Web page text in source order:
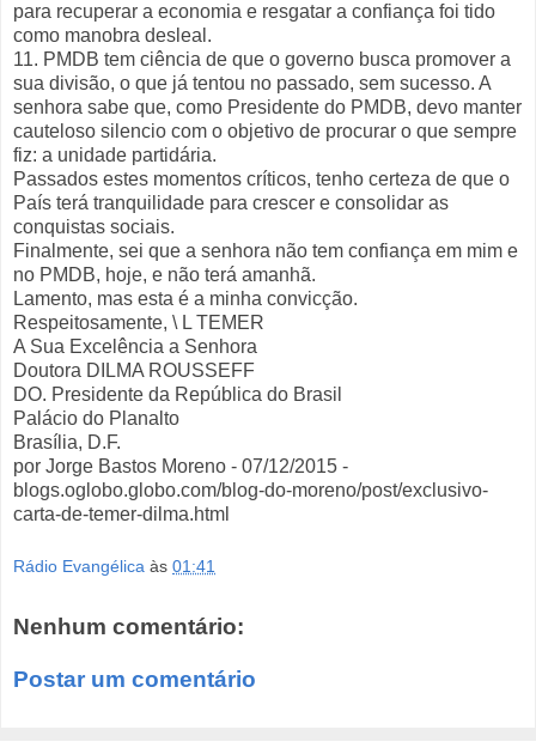
para recuperar a economia e resgatar a confiança foi tido
como manobra desleal.
11. PMDB tem ciência de que o governo busca promover a
sua divisão, o que já tentou no passado, sem sucesso. A
senhora sabe que, como Presidente do PMDB, devo manter
cauteloso silencio com o objetivo de procurar o que sempre
fiz: a unidade partidária.
Passados estes momentos críticos, tenho certeza de que o
País terá tranquilidade para crescer e consolidar as
conquistas sociais.
Finalmente, sei que a senhora não tem confiança em mim e
no PMDB, hoje, e não terá amanhã.
Lamento, mas esta é a minha convicção.
Respeitosamente, \ L TEMER
A Sua Excelência a Senhora
Doutora DILMA ROUSSEFF
DO. Presidente da República do Brasil
Palácio do Planalto
Brasília, D.F.
por Jorge Bastos Moreno - 07/12/2015 -
blogs.oglobo.globo.com/blog-do-moreno/post/exclusivo-
carta-de-temer-dilma.html
Rádio Evangélica às 01:41
Nenhum comentário:
Postar um comentário